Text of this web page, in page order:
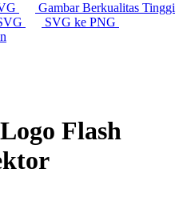
Gambar Berkualitas Tinggi
SVG ke PNG
Flash